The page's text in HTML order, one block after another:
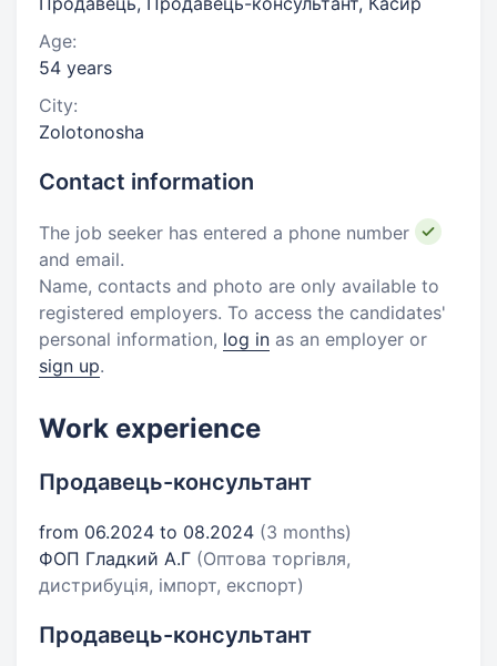
Age:
54 years
City:
Zolotonosha
Contact information
The job seeker has entered a phone number
and email.
Name, contacts and photo are only available to
registered employers. To access the candidates'
personal information, log in as an employer or
sign up.
Work experience
Продавець-консультант
from 06.2024 to 08.2024 (3 months)
ФОП Гладкий А.Г (Оптова торгівля,
дистрибуція, імпорт, експорт)
Продавець-консультант